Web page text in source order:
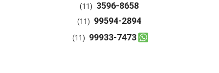
(11) 3596-8658
(11) 99594-2894
(11) 99933-7473